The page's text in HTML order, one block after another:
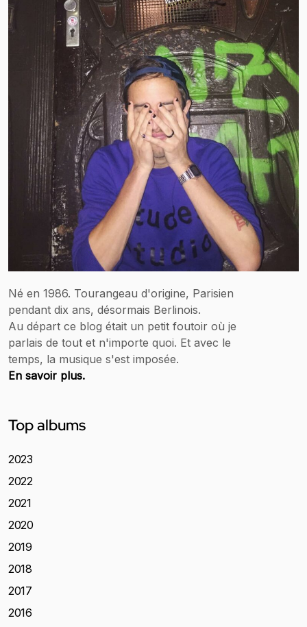
Né en 1986. Tourangeau d'origine, Parisien
pendant dix ans, désormais Berlinois.
Au départ ce blog était un petit foutoir où je
parlais de tout et n'importe quoi. Et avec le
temps, la musique s'est imposée.
En savoir plus.
Top albums
2023
2022
2021
2020
2019
2018
2017
2016